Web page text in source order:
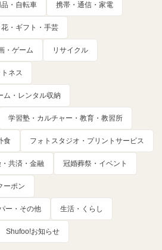
・自転車 携帯・通信・家電
花・ギフト・手芸
・ゲーム リサイクル
ネス
ム・レンタル収納
学習塾・カルチャー・教育・教習所
食 フォトスタジオ・プリントサービス
共済・金融 冠婚葬祭・イベント
ーポン
ー・その他 生活・くらし
Shufoo!お知らせ